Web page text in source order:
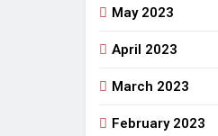
May 2023
April 2023
March 2023
February 2023